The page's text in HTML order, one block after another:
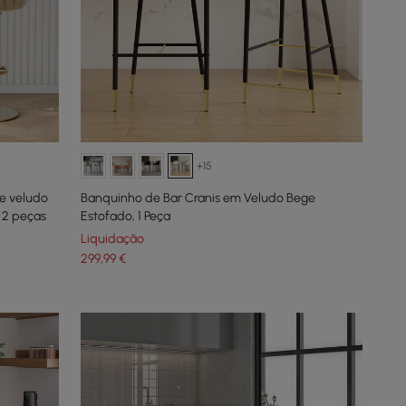
veludo
peças
+15
Banquinho de Bar Cranis em Veludo Bege
Estofado, 1 Peça
Liquidação
299,99€